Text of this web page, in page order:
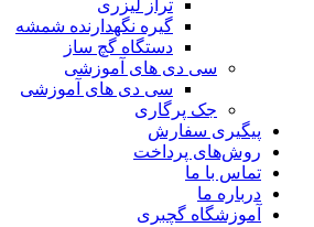
تراز لیزری
گیره نگهدارنده شمشه
دستگاه گچ ساز
سی دی های آموزشی
سی دی های آموزشی
جک پرگاری
پیگیری سفارش
روش‌های پرداخت
تماس با ما
درباره ما
آموزشگاه گچبری